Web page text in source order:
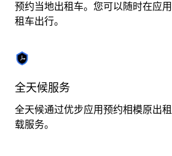
日
历
选
择
日
期。
按
退
预约当地出租车。您可以随时在应
租车出行。
全天候服务
全天候通过优步应用预约相模原出
载服务。